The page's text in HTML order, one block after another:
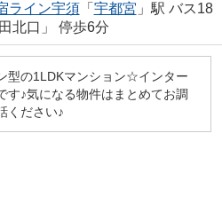
ライン宇須「 宇都宮 」駅 バス18
北口」 停歩6分
型の1LDKマンション☆インター
す♪気になる物件はまとめてお調
ください♪